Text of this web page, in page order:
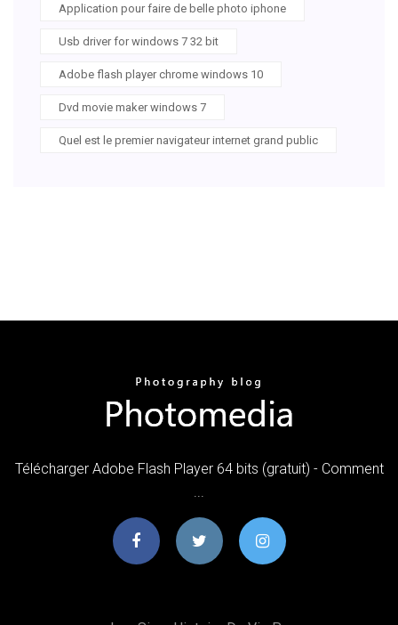
Application pour faire de belle photo iphone
Usb driver for windows 7 32 bit
Adobe flash player chrome windows 10
Dvd movie maker windows 7
Quel est le premier navigateur internet grand public
Télécharger Adobe Flash Player 64 bits (gratuit) - Comment